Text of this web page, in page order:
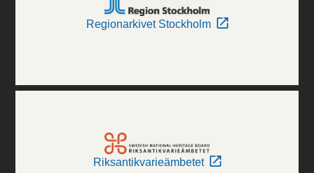
Regionarkivet Stockholm
Riksantikvarieämbetet